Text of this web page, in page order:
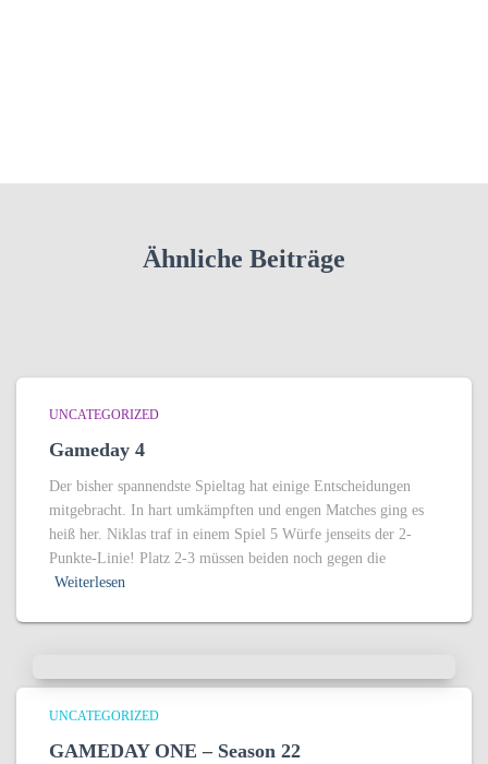
Ähnliche Beiträge
UNCATEGORIZED
Gameday 4
Der bisher spannendste Spieltag hat einige Entscheidungen
mitgebracht. In hart umkämpften und engen Matches ging es
heiß her. Niklas traf in einem Spiel 5 Würfe jenseits der 2-
Punkte-Linie! Platz 2-3 müssen beiden noch gegen die
Weiterlesen
UNCATEGORIZED
GAMEDAY ONE – Season 22